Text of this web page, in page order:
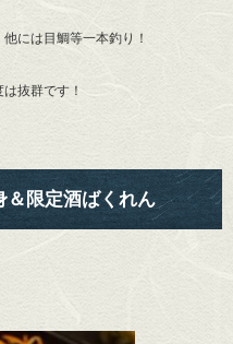
には目鯛等一本釣り！
抜群です！
＆限定酒ばくれん